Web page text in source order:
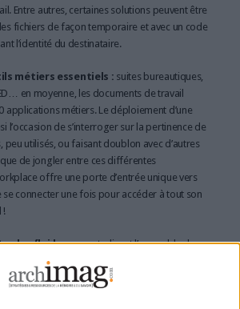
Entre autres, certaines solutions peuvent être
fichiers de façon temporaire et avec un code
l’identité du destinataire.
métiers essentiels : suites bureautiques,
en moyenne, les documents de travail
applications métiers. Le déploiement d’une
l’occasion de s’interroger sur la pertinence de
peu utilisés, ou faisant doublon avec d’autres
de jongler entre ces différentes
offre une porte d’entrée unique vers
se connecter une fois pour accéder à tout son
!
plus fluide :en centralisant l’ensemble des
données et outils métiers au sein d’une
Workplace offre une vision d’ensemble sur